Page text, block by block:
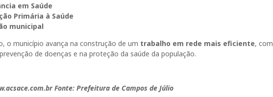
em Saúde
Primária à Saúde
municipal
o município avança na construção de um trabalho em rede mais eficiente, com
de doenças e na proteção da saúde da população.
Fonte: Prefeitura de Campos de Júlio